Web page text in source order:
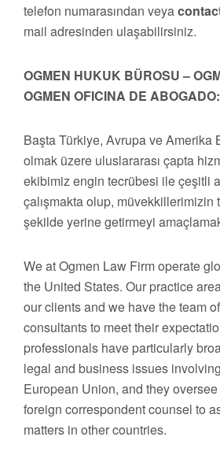
telefon numarasından veya
mail adresinden ulaşabilirsiniz.
OGMEN HUKUK BÜROSU –
OGMEN OFICINA DE ABOGADO:
Başta Türkiye, Avrupa ve Amerika
olmak üzere uluslararası çapta
ekibimiz engin tecrübesi ile çeşitli
çalışmakta olup, müvekkillerimizin
şekilde yerine getirmeyi
We at Ogmen Law Firm operate
the United States. Our practice
our clients and we have the team
consultants to meet their
professionals have particularly
legal and business issues
European Union, and they
foreign correspondent counsel to
matters in other countries.